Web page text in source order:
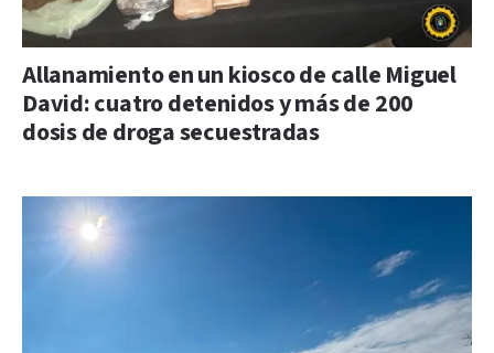
Allanamiento en un kiosco de calle Miguel
David: cuatro detenidos y más de 200
dosis de droga secuestradas